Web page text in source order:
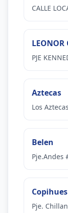
CALLE
LEONOR
PJE
Aztecas
Los
Belen
Pje.Andes
Pje.